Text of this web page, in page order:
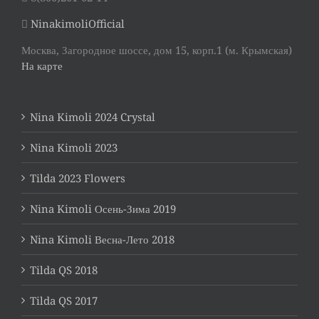
NinakimoliOfficial
Москва, Загородное шоссе, дом 15, корп.1 (м. Крымская)
На карте
Nina Kimoli 2024 Crystal
Nina Kimoli 2023
Tilda 2023 Flowers
Nina Kimoli Осень-Зима 2019
Nina Kimoli Весна-Лето 2018
Tilda QS 2018
Tilda QS 2017